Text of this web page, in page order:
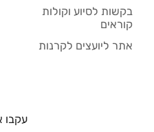
בקשות לסיוע וקולות
קוראים
אתר ליועצים לקרנות
עקבו